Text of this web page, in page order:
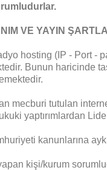
VE YAYIN
hosting (IP - Port -
Bunun haricinde
mecburi tutulan
yaptırımlardan
kanunlarına
kişi/kurum